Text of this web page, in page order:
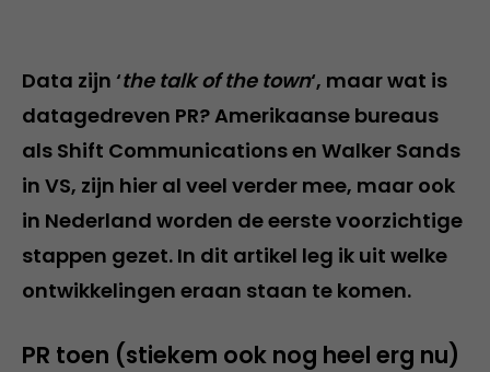
Data zijn ‘the talk of the town‘, maar wat is
datagedreven PR? Amerikaanse bureaus
als Shift Communications en Walker Sands
in VS, zijn hier al veel verder mee, maar ook
in Nederland worden de eerste voorzichtige
stappen gezet. In dit artikel leg ik uit welke
ontwikkelingen eraan staan te komen.
PR toen (stiekem ook nog heel erg nu)